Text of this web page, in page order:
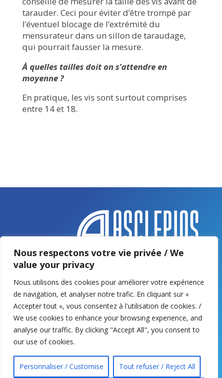
Nous respectons votre vie privée / We
value your privacy
Nous utilisons des cookies pour améliorer votre expérience
de navigation, et analyser notre trafic. En cliquant sur «
Accepter tout », vous consentez à l'utilisation de cookies. /
We use cookies to enhance your browsing experience, and
analyse our traffic. By clicking "Accept All", you consent to
our use of cookies.
Personnaliser / Customise Tout refuser / Reject All
tarauder. Ceci pour éviter d’être trompé par
l’éventuel blocage de l’extrémité du
mensurateur dans un sillon de taraudage,
qui pourrait fausser la mesure.
À quelles tailles doit on s’attendre en
moyenne ?
En pratique, les vis sont surtout comprises
entre 14 et 18.
Adresse : 5 rue Nicolas Chaillot – 57050 Le
Ban-Saint-Martin
Tél. :+33 (0)3 82 86 80 86
E-mail :
contact@tableamainuniverselle.com
Mentions légales et CGU
RGPD et protection des